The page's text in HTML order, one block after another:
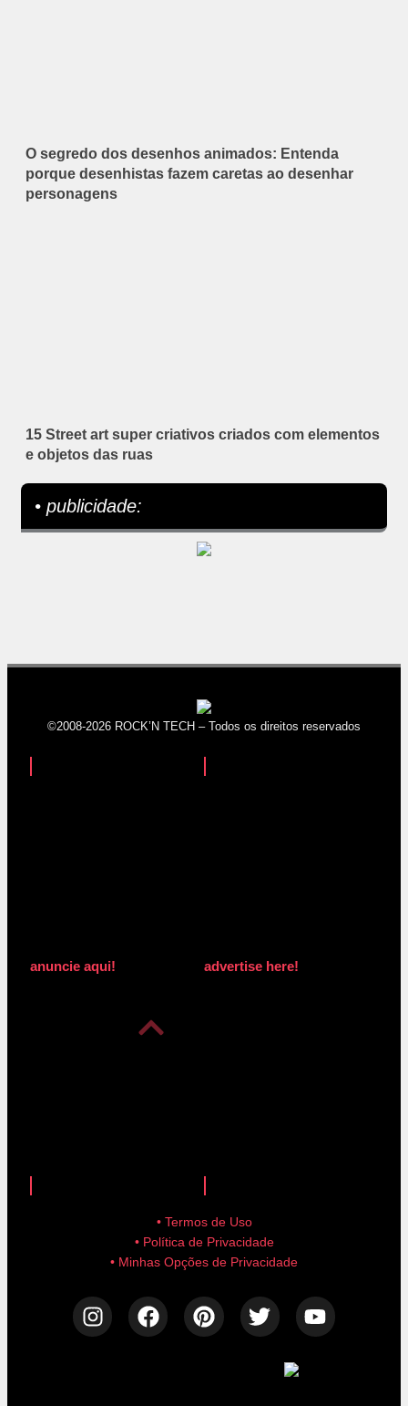
O segredo dos desenhos animados: Entenda
porque desenhistas fazem caretas ao desenhar
personagens
15 Street art super criativos criados com elementos
e objetos das ruas
• publicidade:
©2008-2026 ROCK’N TECH – Todos os direitos reservados
anuncie aqui! advertise here!
• Termos de Uso
• Política de Privacidade
• Minhas Opções de Privacidade